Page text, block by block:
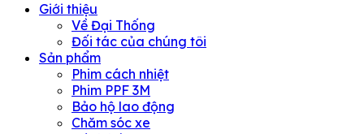
Giới thiệu
Về Đại Thống
Đối tác của chúng tôi
Sản phẩm
Phim cách nhiệt
Phim PPF 3M
Bảo hộ lao động
Chăm sóc xe